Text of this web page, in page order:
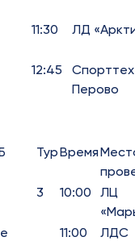
11:30 ЛД
12:45
Перово
ТурВремя
3 10:00
ЛЦ
11:00
ЛДС